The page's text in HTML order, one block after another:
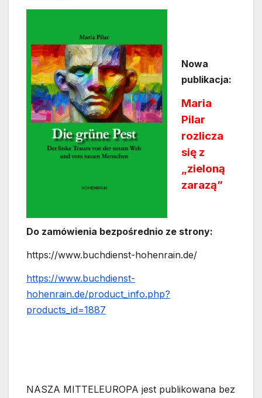
Nowa
publikacja:
Maria
Pilar
rozlicza
się z
„zieloną
zarazą”
Do zamówienia bezpośrednio ze strony:
https://www.buchdienst-hohenrain.de/
https://www.buchdienst-
hohenrain.de/product_info.php?
products_id=1887
NASZA MITTELEUROPA jest publikowana bez